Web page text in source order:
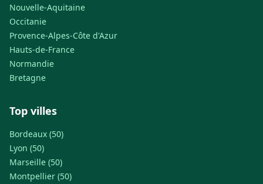
Nouvelle-Aquitaine
Occitanie
Provence-Alpes-Côte d'Azur
Hauts-de-France
Normandie
Bretagne
Top villes
Bordeaux (50)
Lyon (50)
Marseille (50)
Montpellier (50)